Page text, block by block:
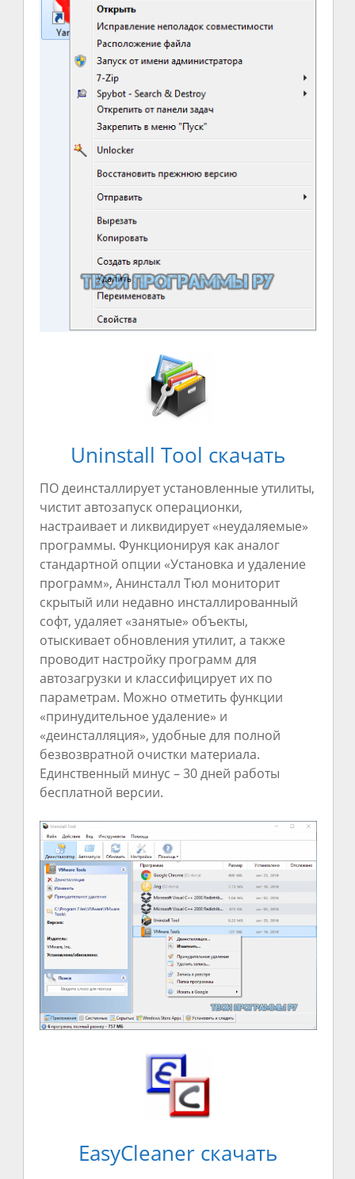
Uninstall Tool скачать
ПО деинсталлирует установленные утилиты,
чистит автозапуск операционки,
настраивает и ликвидирует «неудаляемые»
программы. Функционируя как аналог
стандартной опции «Установка и удаление
программ», Анинсталл Тюл мониторит
скрытый или недавно инсталлированный
софт, удаляет «занятые» объекты,
отыскивает обновления утилит, а также
проводит настройку программ для
автозагрузки и классифицирует их по
параметрам. Можно отметить функции
«принудительное удаление» и
«деинсталляция», удобные для полной
безвозвратной очистки материала.
Единственный минус – 30 дней работы
бесплатной версии.
EasyCleaner скачать